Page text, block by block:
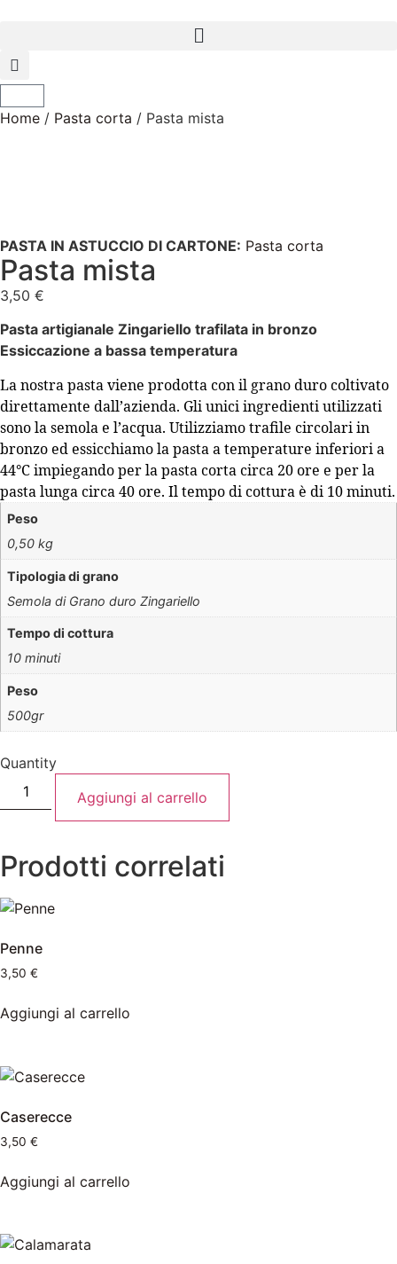
Home / Pasta corta / Pasta mista
PASTA IN ASTUCCIO DI CARTONE: Pasta corta
Pasta mista
3,50 €
Pasta artigianale Zingariello trafilata in bronzo
Essiccazione a bassa temperatura
La nostra pasta viene prodotta con il grano duro coltivato
direttamente dall’azienda. Gli unici ingredienti utilizzati
sono la semola e l’acqua. Utilizziamo trafile circolari in
bronzo ed essicchiamo la pasta a temperature inferiori a
44°C impiegando per la pasta corta circa 20 ore e per la
pasta lunga circa 40 ore. Il tempo di cottura è di 10 minuti.
Peso
0,50 kg
Tipologia di grano
Semola di Grano duro Zingariello
Tempo di cottura
10 minuti
Peso
500gr
Quantity
Aggiungi al carrello
Prodotti correlati
Penne
3,50 €
Aggiungi al carrello
Caserecce
3,50 €
Aggiungi al carrello